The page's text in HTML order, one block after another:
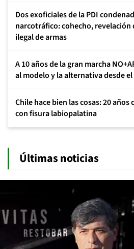
Dos exoficiales de la PDI
narcotráfico: cohecho, revelación
ilegal de armas
A 10 años de la gran marcha
al modelo y la alternativa desde
Chile hace bien las cosas: 20
con fisura labiopalatina
Últimas noticias